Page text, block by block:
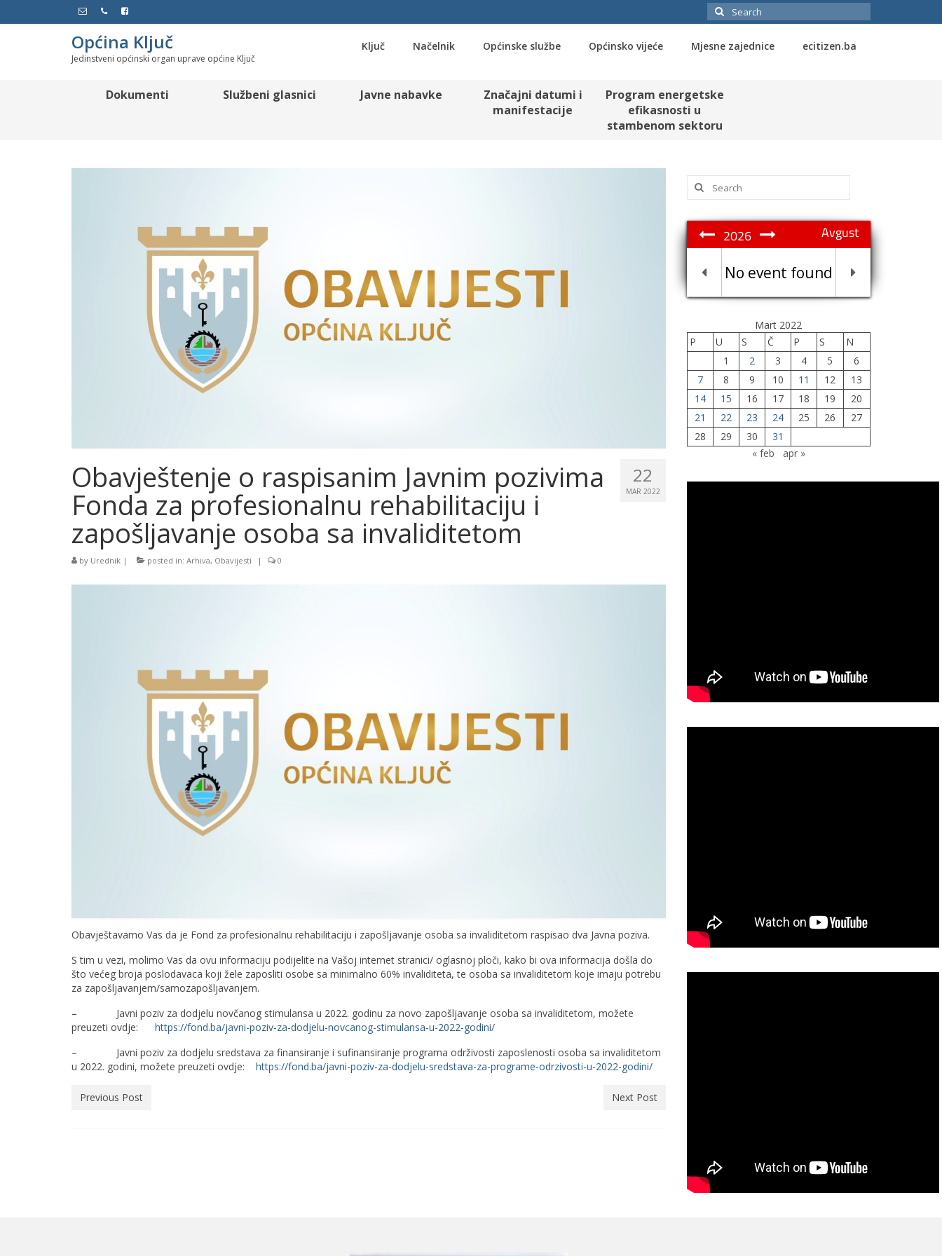
Search
for:
Općina Ključ
Jedinstveni općinski organ uprave općine Ključ
Ključ Načelnik Općinske službe Općinsko vijeće Mjesne zajednice ecitizen.ba
Dokumenti Službeni glasnici Javne nabavke
Značajni datumi i
manifestacije
Program energetske
efikasnosti u
stambenom sektoru
22
MAR 2022
Obavještenje o raspisanim Javnim pozivima
Fonda za profesionalnu rehabilitaciju i
zapošljavanje osoba sa invaliditetom
by Urednik | posted in: Arhiva, Obavijesti | 0
Obavještavamo Vas da je Fond za profesionalnu rehabilitaciju i zapošljavanje osoba sa invaliditetom raspisao dva Javna poziva.
S tim u vezi, molimo Vas da ovu informaciju podijelite na Vašoj internet stranici/ oglasnoj ploči, kako bi ova informacija došla do
što većeg broja poslodavaca koji žele zaposliti osobe sa minimalno 60% invaliditeta, te osoba sa invaliditetom koje imaju potrebu
za zapošljavanjem/samozapošljavanjem.
– Javni poziv za dodjelu novčanog stimulansa u 2022. godinu za novo zapošljavanje osoba sa invaliditetom, možete
preuzeti ovdje: https://fond.ba/javni-poziv-za-dodjelu-novcanog-stimulansa-u-2022-godini/
– Javni poziv za dodjelu sredstava za finansiranje i sufinansiranje programa održivosti zaposlenosti osoba sa invaliditetom
u 2022. godini, možete preuzeti ovdje: https://fond.ba/javni-poziv-za-dodjelu-sredstava-za-programe-odrzivosti-u-2022-godini/
Previous Post Next Post
Search
for:
Avgust
2026
No event found
Mart 2022
P
U S Č P S
N
1
2 3 4 5
6
7
8 9 10 11 12
13
14
15 16 17 18 19
20
21
22 23 24 25 26
27
28
29 30
31
« feb
apr »